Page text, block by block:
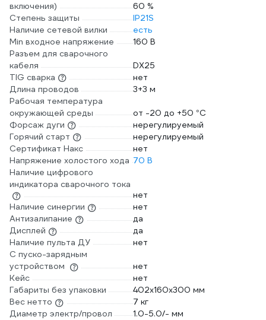
включения)
60 %
Степень защиты
IP21S
Наличие сетевой вилки
есть
Min входное напряжение
160 В
Разъем для сварочного
кабеля
DX25
TIG сварка
нет
Длина проводов
3+3 м
Рабочая температура
окружающей среды
от -20 до +50 °С
Форсаж дуги
нерегулируемый
Горячий старт
нерегулируемый
Сертификат Накс
нет
Напряжение холостого хода 70 В
Наличие цифрового
индикатора сварочного тока
нет
Наличие синергии
нет
Антизалипание
да
Дисплей
да
Наличие пульта ДУ
нет
С пуско-зарядным
устройством
нет
Кейс
нет
Габариты без упаковки
402х160х300 мм
Вес нетто
7 кг
Диаметр электр/провол
1.0-5.0/- мм